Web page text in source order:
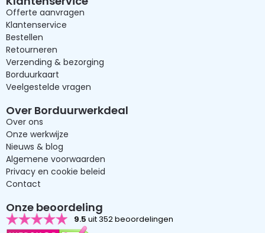
Offerte aanvragen
Klantenservice
Bestellen
Retourneren
Verzending & bezorging
Borduurkaart
Veelgestelde vragen
Over Borduurwerkdeal
Over ons
Onze werkwijze
Nieuws & blog
Algemene voorwaarden
Privacy en cookie beleid
Contact
Onze beoordeling
9.5 uit 352 beoordelingen